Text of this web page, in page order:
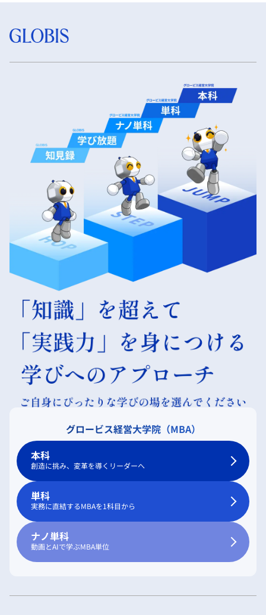
グロービス経営大学院（MBA）
本科
創造に挑み、変革を導くリーダーへ
単科
実務に直結するMBAを1科目から
ナノ単科
動画とAIで学ぶMBA単位